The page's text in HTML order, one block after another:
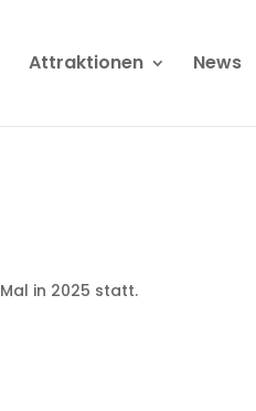
Attraktionen News
in 2025 statt.